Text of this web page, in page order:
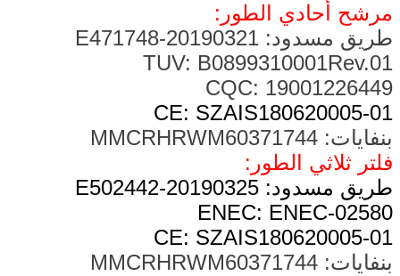
مرشح أحادي الطور:
طريق مسدود: 20190321-E471748
TUV: B0899310001Rev.01
CQC: 19001226449
CE: SZAIS180620005-01
بنفايات: MMCRHRWM60371744
فلتر ثلاثي الطور:
طريق مسدود: 20190325-E502442
ENEC: ENEC-02580
CE: SZAIS180620005-01
بنفايات: MMCRHRWM60371744